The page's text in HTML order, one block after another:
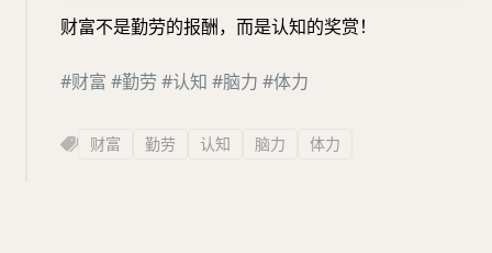
财富不是勤劳的报酬，而是认知的奖赏！
#财富 #勤劳 #认知 #脑力 #体力
财富 勤劳 认知 脑力 体力